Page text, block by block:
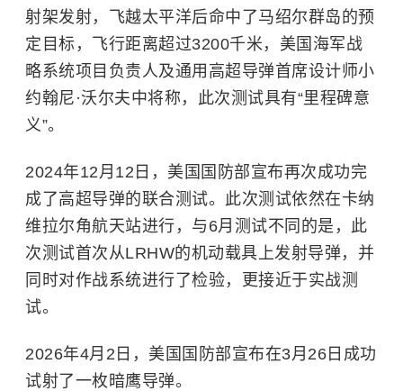
射架发射，飞越太平洋后命中了马绍尔群岛的预
定目标，飞行距离超过3200千米，美国海军战
略系统项目负责人及通用高超导弹首席设计师小
约翰尼·沃尔夫中将称，此次测试具有“里程碑意
义”。
2024年12月12日，美国国防部宣布再次成功完
成了高超导弹的联合测试。此次测试依然在卡纳
维拉尔角航天站进行，与6月测试不同的是，此
次测试首次从LRHW的机动载具上发射导弹，并
同时对作战系统进行了检验，更接近于实战测
试。
2026年4月2日，美国国防部宣布在3月26日成功
试射了一枚暗鹰导弹。